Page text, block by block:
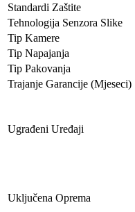
Standardi Zaštite
Tehnologija Senzora Slike
Tip Kamere
Tip Napajanja
Tip Pakovanja
Trajanje Garancije (Mjeseci)
Ugrađeni Uređaji
Uključena Oprema